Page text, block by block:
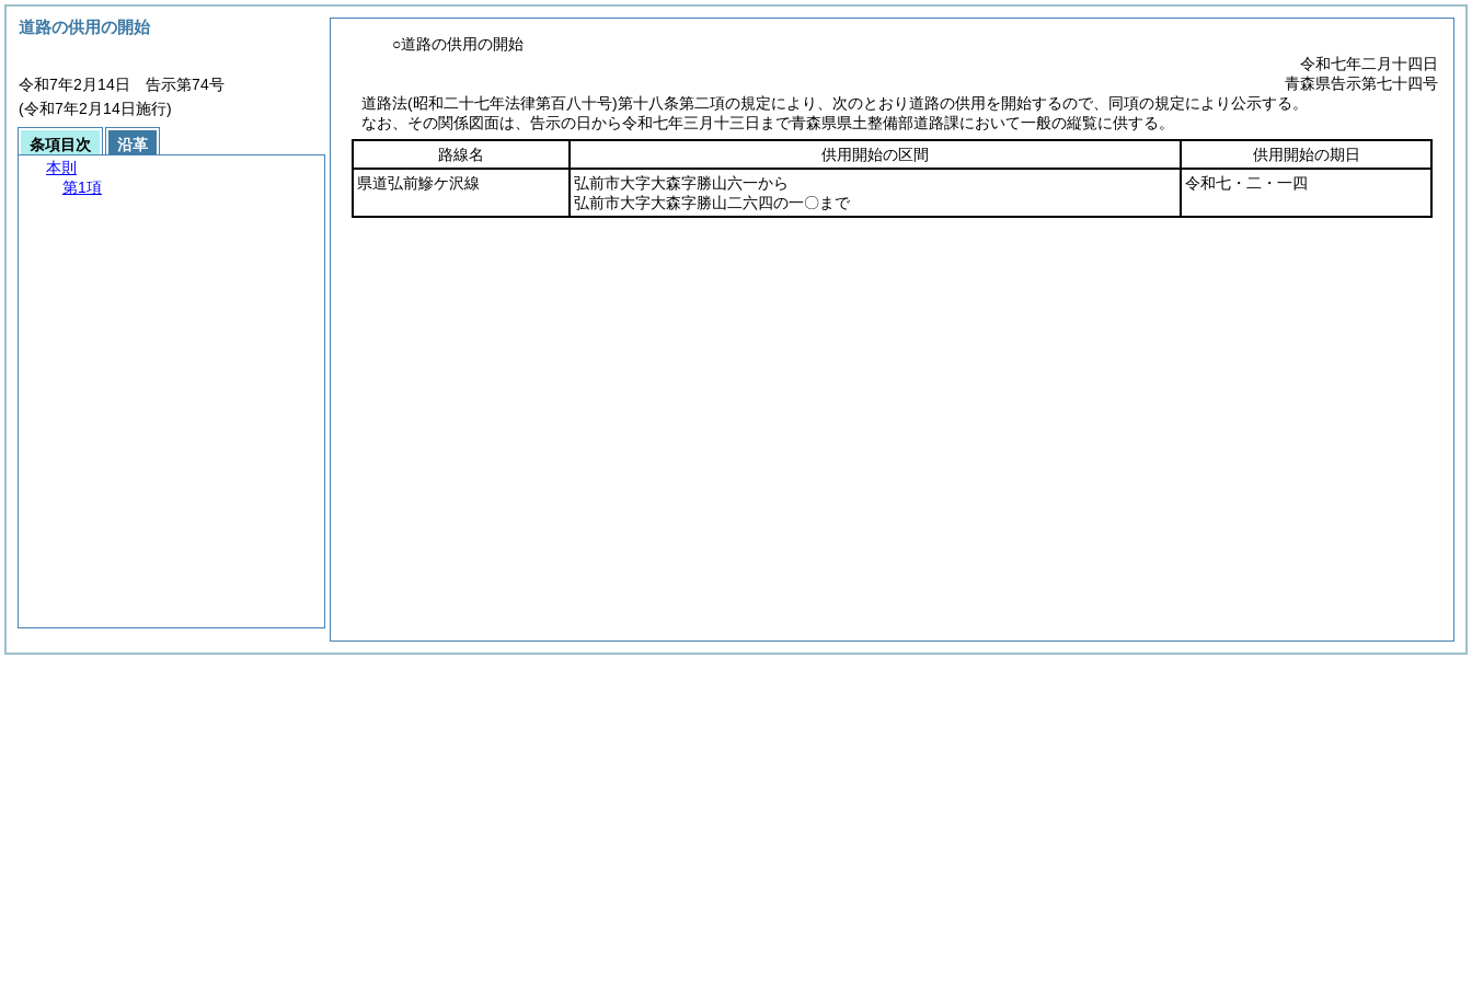
○道路の供用の開始
令和七年二月十四日
青森県告示第七十四号
道路法(昭和二十七年法律第百八十号)第十八条第二項の規定により、次のとおり道路の供用を開始するので、同項の規定により公示する。
なお、その関係図面は、告示の日から令和七年三月十三日まで青森県県土整備部道路課において一般の縦覧に供する。
路線名
供用開始の区間
供用開始の期日
県道弘前鰺ケ沢線
弘前市大字大森字勝山六一から
弘前市大字大森字勝山二六四の一〇まで
令和七・二・一四
道路の供用の開始
令和7年2月14日 告示第74号
(令和7年2月14日施行)
条項目次
沿革
本則
第1項